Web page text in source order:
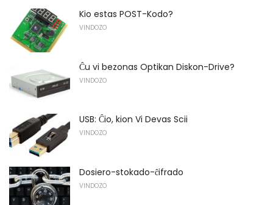
Kio estas POST-Kodo?
VINDOZO
Ĉu vi bezonas Optikan Diskon-Drive?
VINDOZO
USB: Ĉio, kion Vi Devas Scii
VINDOZO
Dosiero-stokado-ĉifrado
VINDOZO